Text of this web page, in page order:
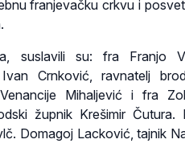
franjevačku crkvu i
suslavili su: fra Franjo
Crnković, ravnatelj
Mihaljević i fra
župnik Krešimir Čutura.
Domagoj Lacković, tajnik